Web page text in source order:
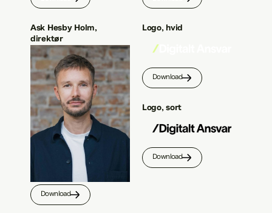
Ask Hesby Holm,
direktør
Download
Logo, hvid
Download
Logo, sort
Download